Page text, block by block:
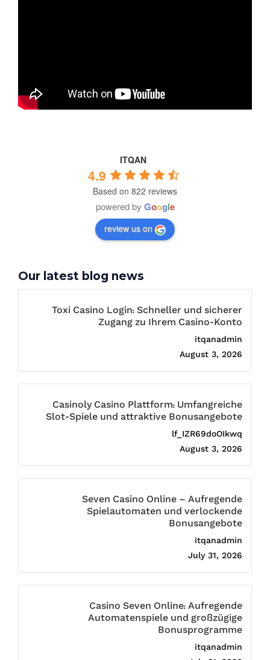
ITQAN
4.9
Based on 822 reviews
powered by Google
review us on
Our latest blog news
Toxi Casino Login: Schneller und sicherer
Zugang zu Ihrem Casino-Konto
itqanadmin
August 3, 2026
Casinoly Casino Plattform: Umfangreiche
Slot-Spiele und attraktive Bonusangebote
lf_IZR69doOIkwq
August 3, 2026
Seven Casino Online – Aufregende
Spielautomaten und verlockende
Bonusangebote
itqanadmin
July 31, 2026
Casino Seven Online: Aufregende
Automatenspiele und großzügige
Bonusprogramme
itqanadmin